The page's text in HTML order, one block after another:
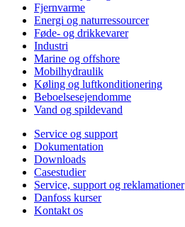
Fjernvarme
Energi og naturressourcer
Føde- og drikkevarer
Industri
Marine og offshore
Mobilhydraulik
Køling og luftkonditionering
Beboelsesejendomme
Vand og spildevand
Service og support
Dokumentation
Downloads
Casestudier
Service, support og reklamationer
Danfoss kurser
Kontakt os